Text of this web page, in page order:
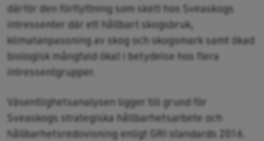
därför den förflyttning som skett hos Sveaskogs
intressenter där ett hållbart skogsbruk,
klimatanpassning av skog och skogsmark samt ökad
biologisk mångfald ökat i betydelse hos flera
intressentgrupper.
Väsentlighetsanalysen ligger till grund för
Sveaskogs strategiska hållbarhetsarbete och
hållbarhetsredovisning enligt GRI standards 2016.